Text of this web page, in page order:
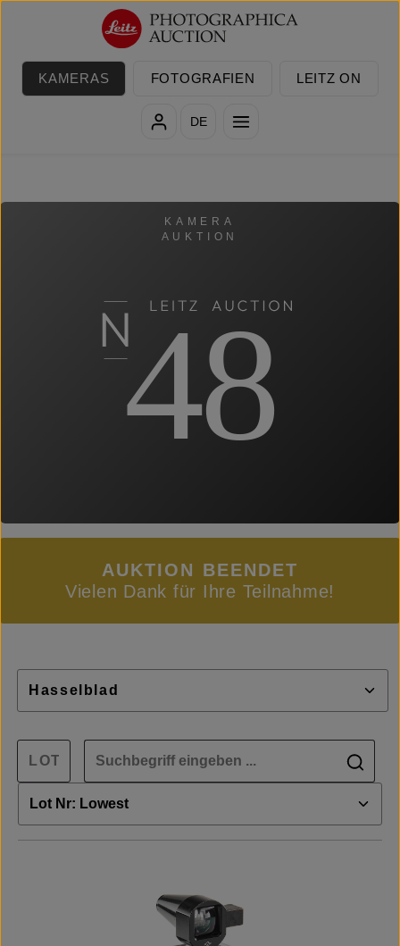
Zum Hauptinhalt springen
KAMERAS FOTOGRAFIEN LEITZ ON
DE
KAMERA
AUKTION
48
AUKTION BEENDET
Vielen Dank für Ihre Teilnahme!